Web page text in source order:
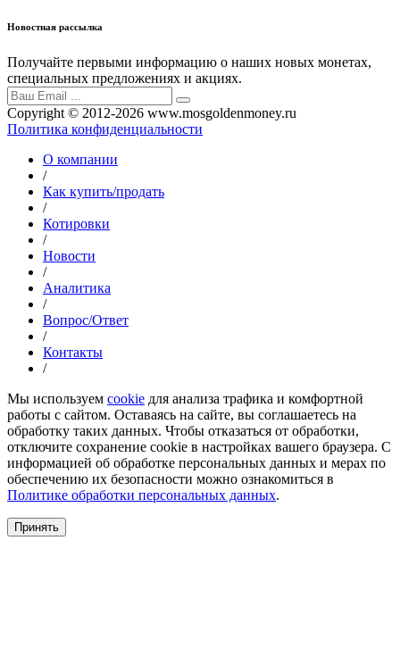
Новостная рассылка
Получайте первыми информацию о наших новых монетах,
специальных предложениях и акциях.
Copyright © 2012-2026 www.mosgoldenmoney.ru
Политика конфиденциальности
О компании
/
Как купить/продать
/
Котировки
/
Новости
/
Аналитика
/
Вопрос/Ответ
/
Контакты
/
Мы используем cookie для анализа трафика и комфортной
работы с сайтом. Оставаясь на сайте, вы соглашаетесь на
обработку таких данных. Чтобы отказаться от обработки,
отключите сохранение cookie в настройках вашего браузера. С
информацией об обработке персональных данных и мерах по
обеспечению их безопасности можно ознакомиться в
Политике обработки персональных данных.
Принять